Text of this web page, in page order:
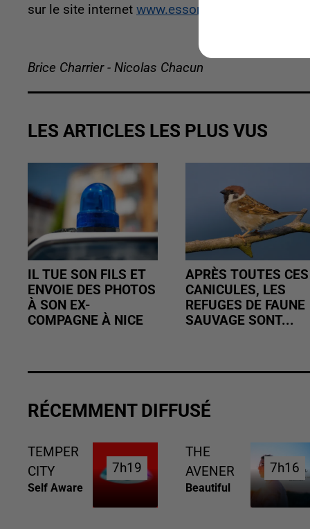
sur le site internet www.essonne.fr
Brice Charrier - Nicolas Chacun
LES ARTICLES LES PLUS VUS
IL TUE SON FILS ET
ENVOIE DES PHOTOS
À SON EX-
COMPAGNE À NICE
APRÈS TOUTES CES
CANICULES, LES
REFUGES DE FAUNE
SAUVAGE SONT...
RÉCEMMENT DIFFUSÉ
TEMPER
CITY
Self Aware
7h19
7h19
THE
AVENER
Beautiful
7h16
7h16